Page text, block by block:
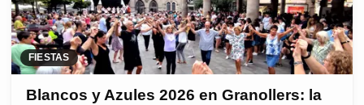
FIESTAS
Blancos y Azules 2026 en Granollers: la